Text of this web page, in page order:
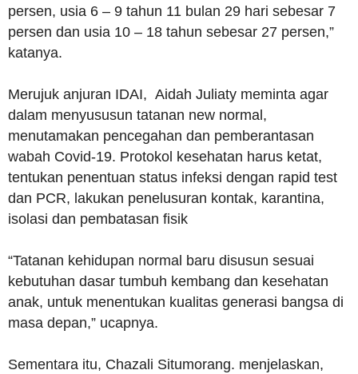
persen, usia 6 – 9 tahun 11 bulan 29 hari sebesar 7
persen dan usia 10 – 18 tahun sebesar 27 persen,”
katanya.
Merujuk anjuran IDAI, Aidah Juliaty meminta agar
dalam menyususun tatanan new normal,
menutamakan pencegahan dan pemberantasan
wabah Covid-19. Protokol kesehatan harus ketat,
tentukan penentuan status infeksi dengan rapid test
dan PCR, lakukan penelusuran kontak, karantina,
isolasi dan pembatasan fisik
“Tatanan kehidupan normal baru disusun sesuai
kebutuhan dasar tumbuh kembang dan kesehatan
anak, untuk menentukan kualitas generasi bangsa di
masa depan,” ucapnya.
Sementara itu, Chazali Situmorang. menjelaskan,